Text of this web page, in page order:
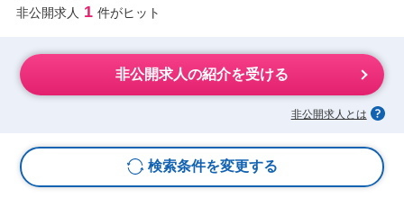
非公開求人 1 件がヒット
非公開求人の紹介を受ける
非公開求人とは
検索条件を変更する